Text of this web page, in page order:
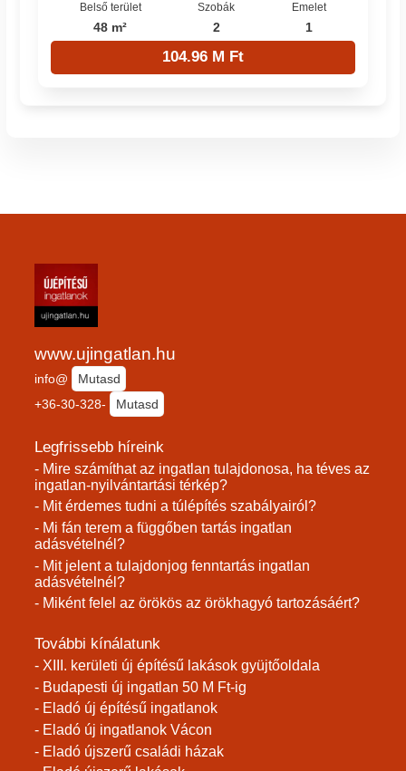
Belső terület
48 m²
Szobák
2
Emelet
1
104.96 M Ft
www.ujingatlan.hu
info@
Mutasd
+36-30-328-
Mutasd
Legfrissebb híreink
- Mire számíthat az ingatlan tulajdonosa, ha téves az
ingatlan-nyilvántartási térkép?
- Mit érdemes tudni a túlépítés szabályairól?
- Mi fán terem a függőben tartás ingatlan
adásvételnél?
- Mit jelent a tulajdonjog fenntartás ingatlan
adásvételnél?
- Miként felel az örökös az örökhagyó tartozásáért?
További kínálatunk
- XIII. kerületi új építésű lakások gyüjtőoldala
- Budapesti új ingatlan 50 M Ft-ig
- Eladó új építésű ingatlanok
- Eladó új ingatlanok Vácon
- Eladó újszerű családi házak